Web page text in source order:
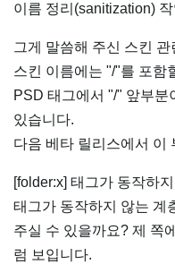
이름 정리(sanitization)
그게 말씀해 주신 스킨
스킨 이름에는 "/"를 포함
PSD 태그에서 "/" 앞부분
있습니다.
다음 베타 릴리스에서 이
[folder:x] 태그가 동작하
태그가 동작하지 않는 계
주실 수 있을까요? 제 쪽
럼 보입니다.